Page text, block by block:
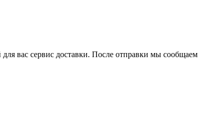
вас сервис доставки. После отправки мы сообщаем